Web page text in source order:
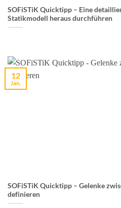
SOFiSTiK Quicktipp – Eine
Statikmodell heraus durchführen
SOFiSTiK Quicktipp – Gelenke
definieren
12
Jan.